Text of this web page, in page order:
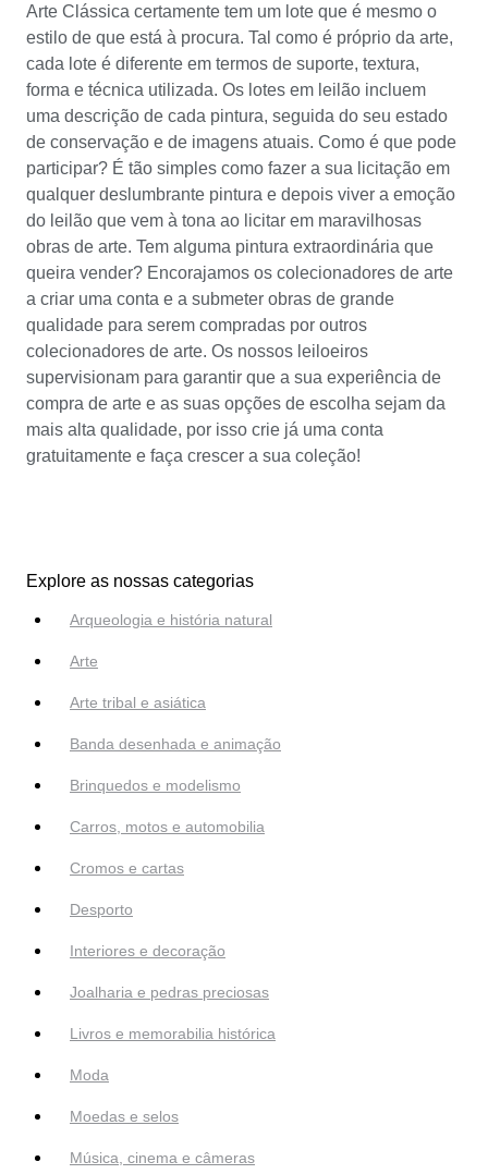
Arte Clássica certamente tem um lote que é mesmo o
estilo de que está à procura. Tal como é próprio da arte,
cada lote é diferente em termos de suporte, textura,
forma e técnica utilizada. Os lotes em leilão incluem
uma descrição de cada pintura, seguida do seu estado
de conservação e de imagens atuais. Como é que pode
participar? É tão simples como fazer a sua licitação em
qualquer deslumbrante pintura e depois viver a emoção
do leilão que vem à tona ao licitar em maravilhosas
obras de arte. Tem alguma pintura extraordinária que
queira vender? Encorajamos os colecionadores de arte
a criar uma conta e a submeter obras de grande
qualidade para serem compradas por outros
colecionadores de arte. Os nossos leiloeiros
supervisionam para garantir que a sua experiência de
compra de arte e as suas opções de escolha sejam da
mais alta qualidade, por isso crie já uma conta
gratuitamente e faça crescer a sua coleção!
Explore as nossas categorias
Arqueologia e história natural
Arte
Arte tribal e asiática
Banda desenhada e animação
Brinquedos e modelismo
Carros, motos e automobilia
Cromos e cartas
Desporto
Interiores e decoração
Joalharia e pedras preciosas
Livros e memorabilia histórica
Moda
Moedas e selos
Música, cinema e câmeras